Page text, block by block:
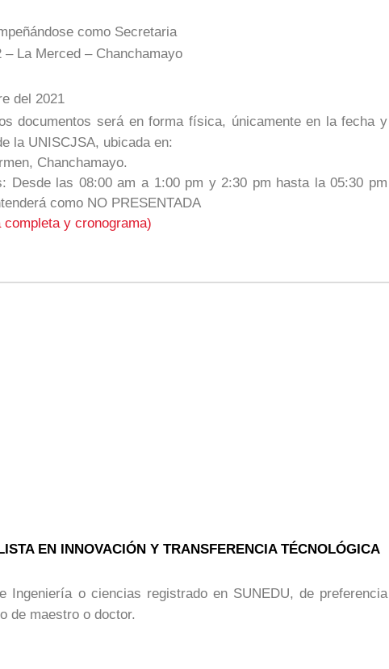
como Secretaria
– La Merced – Chanchamayo
del 2021
documentos será en forma física, únicamente en la fecha y
la UNISCJSA, ubicada en:
Chanchamayo.
Desde las 08:00 am a 1:00 pm y 2:30 pm hasta la 05:30 pm
como NO PRESENTADA
y cronograma)
EN INNOVACIÓN Y TRANSFERENCIA TÉCNOLÓGICA
Ingeniería o ciencias registrado en SUNEDU, de preferencia
de maestro o doctor.